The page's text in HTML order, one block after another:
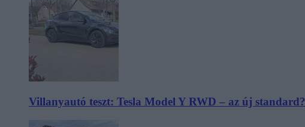
Villanyautó teszt: Tesla Model Y RWD – az új standard?